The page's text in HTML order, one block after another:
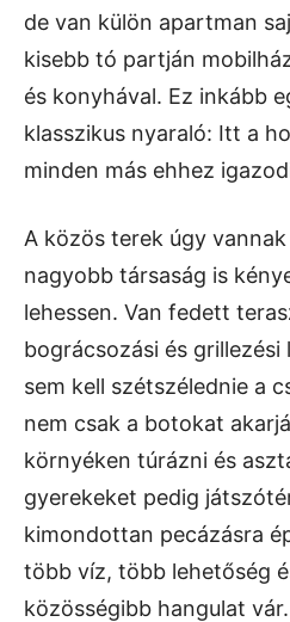
de van külön apartman
kisebb tó partján
és konyhával. Ez inkább
klasszikus nyaraló: Itt a
minden más ehhez
A közös terek úgy
nagyobb társaság is
lehessen. Van fedett
bográcsozási és
sem kell szétszélednie a
nem csak a botokat
környéken túrázni és
gyerekeket pedig
kimondottan pecázásra
több víz, több lehetőség
közösségibb hangulat vár.